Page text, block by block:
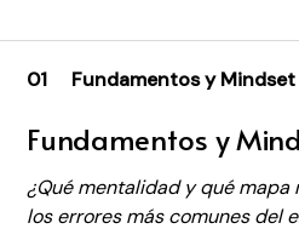
01 Fundamentos y Mindset
Fundamentos y
¿Qué mentalidad y qué
los errores más comunes del